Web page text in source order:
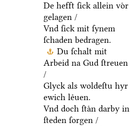
De hefft ſick allein voͤr
gelagen /
Vnd ſick mit ſynem
ſchaden bedragen.
Du ſchalt mit
Arbeid na Gud ſtreuen
/
Glyck als woldeſtu hyr
ewich leͤuen.
Vnd doch ſtaͤn darby in
ſteden ſorgen /